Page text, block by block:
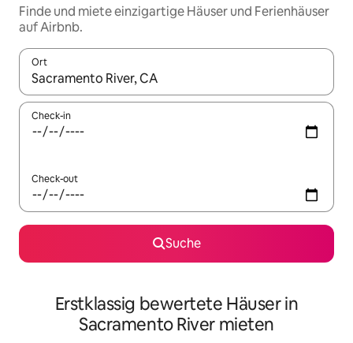
Finde und miete einzigartige Häuser und Ferienhäuser
auf Airbnb.
Ort
Wenn Ergebnisse verfügbar sind, navigiere mit den
Check-in
Check-out
Suche
Erstklassig bewertete Häuser in
Sacramento River mieten